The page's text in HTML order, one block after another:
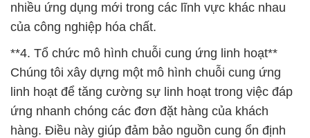
nhiều ứng dụng mới trong các lĩnh vực khác nhau
của công nghiệp hóa chất.
**4. Tổ chức mô hình chuỗi cung ứng linh hoạt**
Chúng tôi xây dựng một mô hình chuỗi cung ứng
linh hoạt để tăng cường sự linh hoạt trong việc đáp
ứng nhanh chóng các đơn đặt hàng của khách
hàng. Điều này giúp đảm bảo nguồn cung ổn định